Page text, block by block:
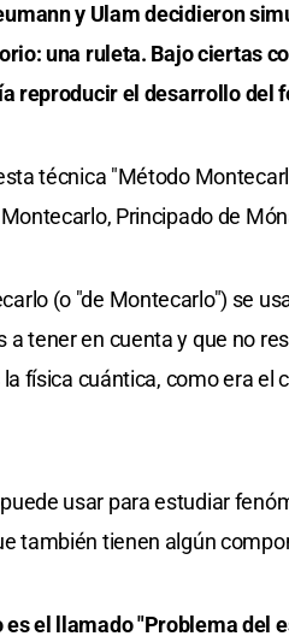
y Ulam decidieron
una ruleta. Bajo ciertas
reproducir el desarrollo del
técnica "Método
Principado de
(o "de Montecarlo") se
a tener en cuenta y que no
física cuántica, como era el
usar para estudiar
también tienen algún
es el llamado "Problema del